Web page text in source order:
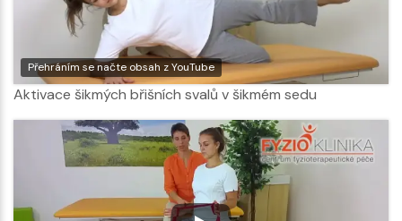
Přehráním se načte obsah z YouTube
Aktivace šikmých břišních svalů v šikmém sedu